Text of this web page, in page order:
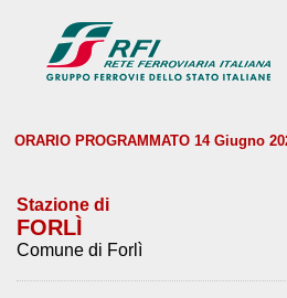
ORARIO PROGRAMMATO 14 Giugno
Stazione di
FORLÌ
Comune di Forlì